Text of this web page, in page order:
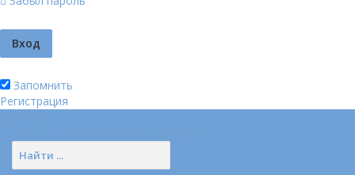
Запомнить
Регистрация